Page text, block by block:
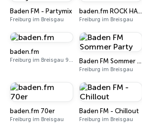
Baden FM - Partymix
Freiburg im Breisgau
baden.fm ROCK HAMMER
Freiburg im Breisgau
baden.fm
Freiburg im Breisgau 94.7 FM Baden FM Sommer Party
Freiburg im Breisgau
baden.fm 70er
Freiburg im Breisgau
Baden FM - Chillout
Freiburg im Breisgau